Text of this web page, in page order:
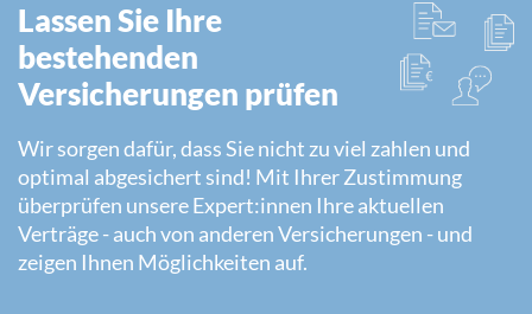
Lassen Sie Ihre
bestehenden
Versicherungen prüfen
Wir sorgen dafür, dass Sie nicht zu viel zahlen und
optimal abgesichert sind! Mit Ihrer Zustimmung
überprüfen unsere Expert:innen Ihre aktuellen
Verträge - auch von anderen Versicherungen - und
zeigen Ihnen Möglichkeiten auf.